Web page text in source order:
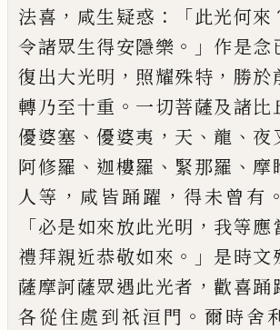
法喜 ， 咸生疑惑 ：「此光何來
令諸眾生得安隱樂 。」 作是念
復出大光明 ， 照耀殊特 ， 勝於
轉乃至十重 。 一切菩薩及諸比
優婆塞 、優婆夷 ， 天 、 龍 、 夜
阿修羅 、 迦樓羅 、 緊那羅 、 摩
人等 ， 咸皆踊躍 ， 得未曾有
「必是如來放此光明 ， 我等應
禮拜親近恭敬如來 。」 是時文
薩摩訶薩眾遇此光者 ， 歡喜踊
各從住處到祇洹門 。爾時舍